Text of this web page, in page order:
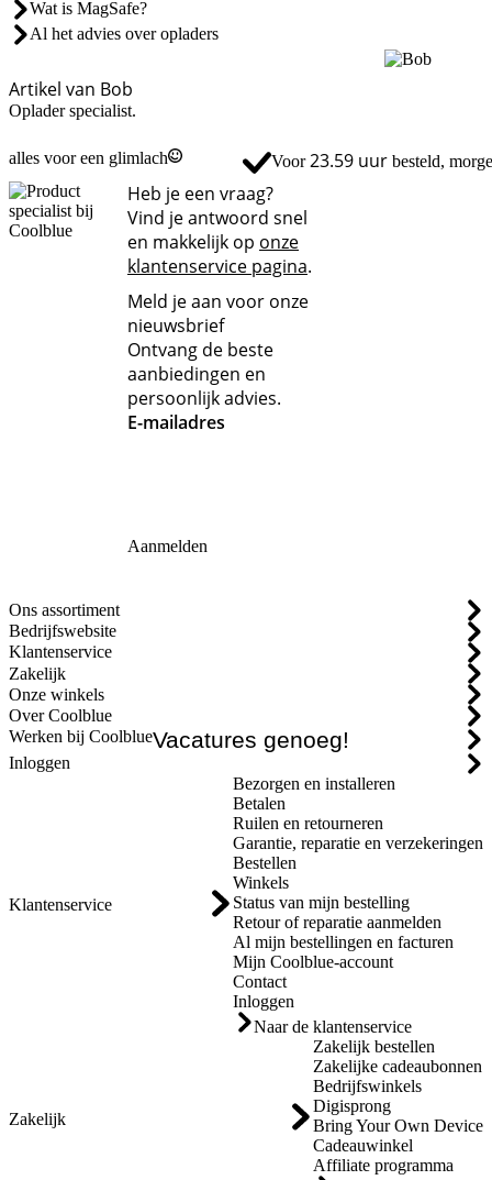
Wat is MagSafe?
Al het advies over opladers
Artikel van Bob
Oplader specialist.
alles voor een glimlach 23.59 uurbesteld, morgengratis
Heb je een vraag?
Vind je antwoord snel
en makkelijk op onze
klantenservice pagina.
Meld je aan voor onze
nieuwsbrief
Ontvang de beste
aanbiedingen en
persoonlijk advies.
E-mailadres
Aanmelden
Ons assortiment
Bedrijfswebsite
Klantenservice
Zakelijk
Onze winkels
Over Coolblue
Werken bij CoolblueVacatures genoeg!
Inloggen
Klantenservice
Bezorgen en installeren
Betalen
Ruilen en retourneren
Garantie, reparatie en verzekeringen
Bestellen
Winkels
Status van mijn bestelling
Retour of reparatie aanmelden
Al mijn bestellingen en facturen
Mijn Coolblue-account
Contact
Inloggen
Naar de klantenservice
Zakelijk
Zakelijk bestellen
Zakelijke cadeaubonnen
Bedrijfswinkels
Digisprong
Bring Your Own Device
Cadeauwinkel
Affiliate programma